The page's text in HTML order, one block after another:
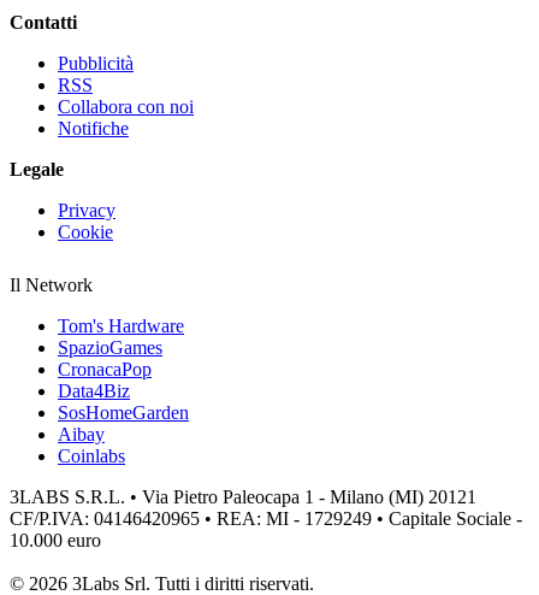
Contatti
Pubblicità
RSS
Collabora con noi
Notifiche
Legale
Privacy
Cookie
Il Network
Tom's Hardware
SpazioGames
CronacaPop
Data4Biz
SosHomeGarden
Aibay
Coinlabs
3LABS S.R.L. • Via Pietro Paleocapa 1 - Milano (MI) 20121
CF/P.IVA: 04146420965 • REA: MI - 1729249 • Capitale Sociale -
10.000 euro
© 2026 3Labs Srl. Tutti i diritti riservati.